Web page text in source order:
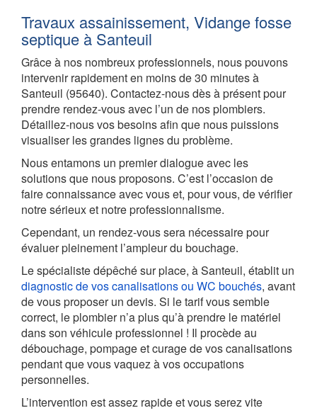
Travaux assainissement, Vidange fosse
septique à Santeuil
Grâce à nos nombreux professionnels, nous pouvons
intervenir rapidement en moins de 30 minutes à
Santeuil (95640). Contactez-nous dès à présent pour
prendre rendez-vous avec l’un de nos plombiers.
Détaillez-nous vos besoins afin que nous puissions
visualiser les grandes lignes du problème.
Nous entamons un premier dialogue avec les
solutions que nous proposons. C’est l’occasion de
faire connaissance avec vous et, pour vous, de vérifier
notre sérieux et notre professionnalisme.
Cependant, un rendez-vous sera nécessaire pour
évaluer pleinement l’ampleur du bouchage.
Le spécialiste dépêché sur place, à Santeuil, établit un
diagnostic de vos canalisations ou WC bouchés, avant
de vous proposer un devis. Si le tarif vous semble
correct, le plombier n’a plus qu’à prendre le matériel
dans son véhicule professionnel ! Il procède au
débouchage, pompage et curage de vos canalisations
pendant que vous vaquez à vos occupations
personnelles.
L’intervention est assez rapide et vous serez vite